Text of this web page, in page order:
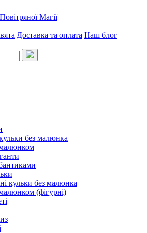
Магії
Доставка та оплата Наш блог
без малюнка
кульки без малюнка
(фігурні)